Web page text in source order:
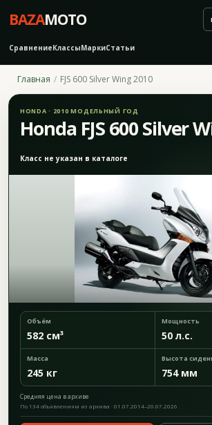
BAZAMOTO
СравнениеКлассыМаркиСтатьи
Главная FJS 600 Silver Wing 2010
HONDA · 2010 МОДЕЛЬНЫЙ ГОД
Honda FJS 600 Silver
Класс не указан в каталоге
Объём
582 см³
Мощность
50 л.с.
Масса
245 кг
Высота
754 мм
Средняя цена в архиве
По 134 объявлениям из архива · 01.07.2014–20.07.2026